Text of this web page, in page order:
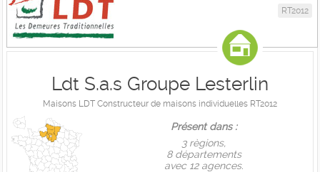
RT2012
Ldt S.a.s Groupe Lesterlin
Maisons LDT Constructeur de maisons individuelles RT2012
Présent dans :
3 règions,
8 départements
avec 12 agences.